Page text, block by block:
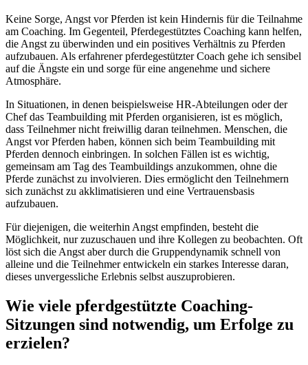
Keine Sorge, Angst vor Pferden ist kein Hindernis für die Teilnahme
am Coaching. Im Gegenteil, Pferdegestütztes Coaching kann helfen,
die Angst zu überwinden und ein positives Verhältnis zu Pferden
aufzubauen. Als erfahrener pferdegestützter Coach gehe ich sensibel
auf die Ängste ein und sorge für eine angenehme und sichere
Atmosphäre.
In Situationen, in denen beispielsweise HR-Abteilungen oder der
Chef das Teambuilding mit Pferden organisieren, ist es möglich,
dass Teilnehmer nicht freiwillig daran teilnehmen. Menschen, die
Angst vor Pferden haben, können sich beim Teambuilding mit
Pferden dennoch einbringen. In solchen Fällen ist es wichtig,
gemeinsam am Tag des Teambuildings anzukommen, ohne die
Pferde zunächst zu involvieren. Dies ermöglicht den Teilnehmern
sich zunächst zu akklimatisieren und eine Vertrauensbasis
aufzubauen.
Für diejenigen, die weiterhin Angst empfinden, besteht die
Möglichkeit, nur zuzuschauen und ihre Kollegen zu beobachten. Oft
löst sich die Angst aber durch die Gruppendynamik schnell von
alleine und die Teilnehmer entwickeln ein starkes Interesse daran,
dieses unvergessliche Erlebnis selbst auszuprobieren.
Wie viele pferdgestützte Coaching-
Sitzungen sind notwendig, um Erfolge zu
erzielen?